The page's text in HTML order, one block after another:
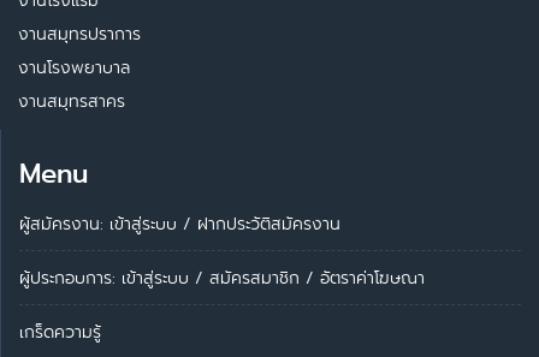
งานสมุทรปราการ
งานโรงพยาบาล
งานสมุทรสาคร
Menu
ผู้สมัครงาน: เข้าสู่ระบบ / ฝากประวัติสมัครงาน
ผู้ประกอบการ: เข้าสู่ระบบ / สมัครสมาชิก / อัตราค่าโฆษณา
เกร็ดความรู้